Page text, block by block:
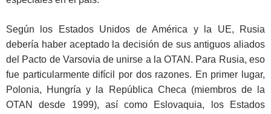
Según los Estados Unidos de América y la UE, Rusia
debería haber aceptado la decisión de sus antiguos aliados
del Pacto de Varsovia de unirse a la OTAN. Para Rusia, eso
fue particularmente difícil por dos razones. En primer lugar,
Polonia, Hungría y la República Checa (miembros de la
OTAN desde 1999), así como Eslovaquia, los Estados